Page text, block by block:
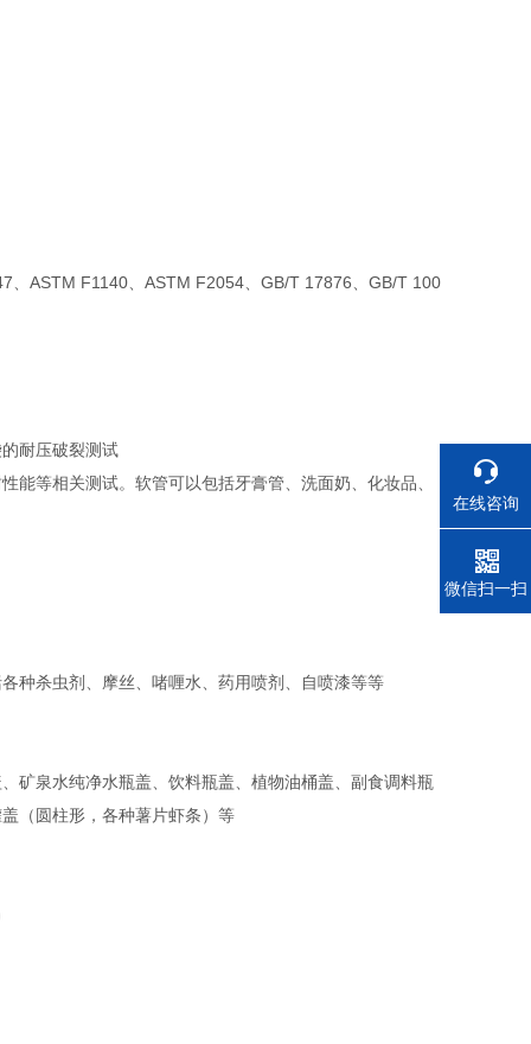
、ASTM F1140、ASTM F2054、GB/T 17876、GB/T 100
耐压破裂测试
等相关测试。软管可以包括牙膏管、洗面奶、化妆品、
种杀虫剂、摩丝、啫喱水、药用喷剂、自喷漆等等
矿泉水纯净水瓶盖、饮料瓶盖、植物油桶盖、副食调料瓶
（圆柱形，各种薯片虾条）等
在线咨询
电话
微信扫一扫